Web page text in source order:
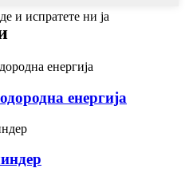
и испратете ни ја
енергија